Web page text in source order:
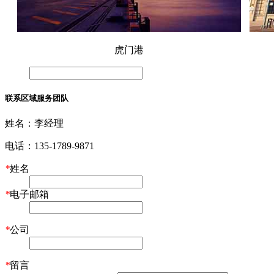
虎门港
联系区域服务团队
姓名： 李经理
电话： 135-1789-9871
*姓名
*电子邮箱
*公司
*留言